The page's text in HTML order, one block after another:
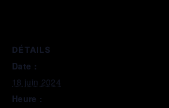
DÉTAILS
Date :
18 juin 2024
Heure :